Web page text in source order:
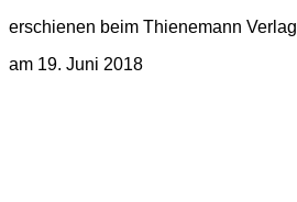
erschienen beim Thienemann Verlag
am 19. Juni 2018